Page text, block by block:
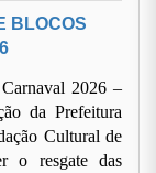
BLOCOS
2026 –
da Prefeitura
Cultural de
o resgate das